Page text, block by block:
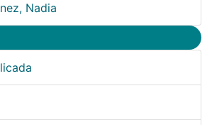
Nadia